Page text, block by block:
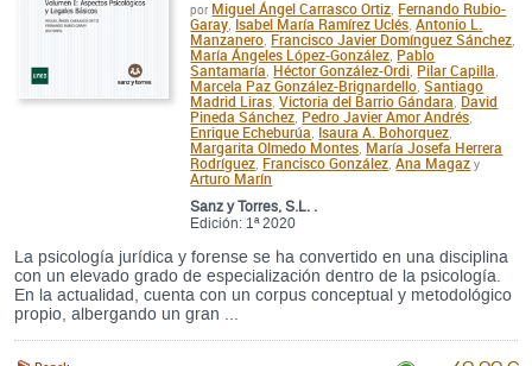
por Miguel Ángel Carrasco Ortiz Fernando Rubio-
Garay Isabel María Ramírez Uclés ,Antonio L.
Manzanero Francisco Javier Domínguez Sánchez
María Ángeles López-González Pablo
Santamaría Héctor González-Ordi Pilar Capilla
Marcela Paz González-Brignardello ,Santiago
Madrid Liras ,Victoria del Barrio Gándara David
Pineda Sánchez Pedro Javier Amor Andrés
Enrique Echeburúa Isaura A. Bohorquez
Margarita Olmedo Montes María Josefa Herrera
Rodríguez Francisco González ,Ana Magaz y
Arturo Marín
Sanz y Torres, S.L. .
Edición: 1ª 2020
La psicología jurídica y forense se ha convertido en una disciplina
con un elevado grado de especialización dentro de la psicología.
En la actualidad, cuenta con un corpus conceptual y metodológico
propio, albergando un gran ...